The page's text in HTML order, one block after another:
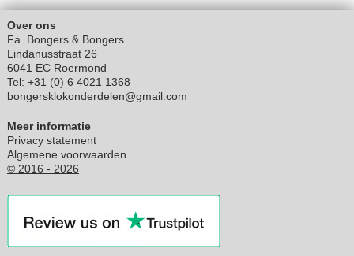
Over ons
Fa. Bongers & Bongers
Lindanusstraat 26
6041 EC Roermond
Tel: +31 (0) 6 4021 1368
bongersklokonderdelen@gmail.com
Meer informatie
Privacy statement
Algemene voorwaarden
© 2016 - 2026